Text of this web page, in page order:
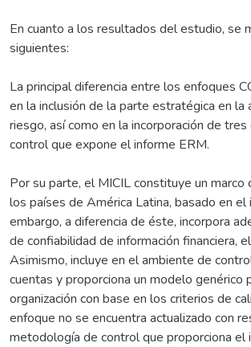
En cuanto a los resultados del estudio, se
siguientes:
La principal diferencia entre los enfoques
en la inclusión de la parte estratégica en la
riesgo, así como en la incorporación de
control que expone el informe ERM.
Por su parte, el MICIL constituye un marco
los países de América Latina, basado en el
embargo, a diferencia de éste, incorpora
de confiabilidad de información financiera,
Asimismo, incluye en el ambiente de
cuentas y proporciona un modelo genérico
organización con base en los criterios de
enfoque no se encuentra actualizado con
metodología de control que proporciona el